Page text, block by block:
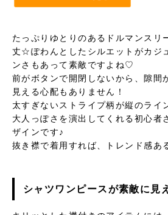
たっぷりゆとりのあるドルマンスリ
丈☆ぽわんとしたシルエットがカジ
ンさもあって素敵ですよね♡
前がボタンで開閉しないから、隙間
見える心配もありません！
太すぎないストライプ柄が縦のライ
大人っぽさを演出してくれる初心者
ザインです♪
抜き襟で着用すれば、トレンド感
シャツワンピースが素敵に見